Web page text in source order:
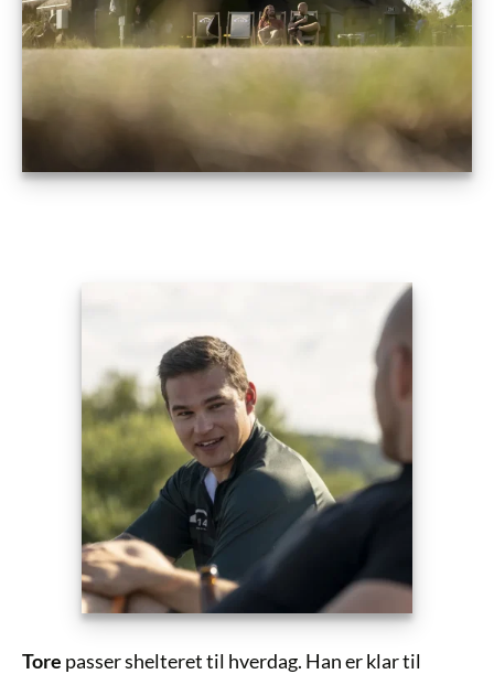
Tore passer shelteret til hverdag. Han er klar til